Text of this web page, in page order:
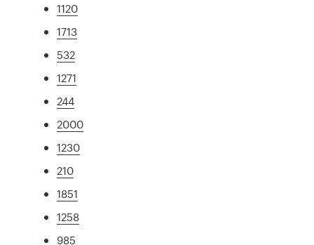
1120
1713
532
1271
244
2000
1230
210
1851
1258
985